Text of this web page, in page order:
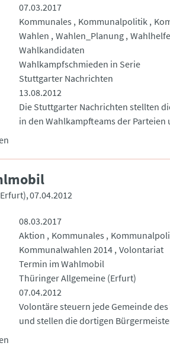
07.03.2017
Kommunales Kommunalpolitik
Wahlen Wahlen_Planung
Wahlkandidaten
Wahlkampfschmieden in Serie
Stuttgarter Nachrichten
13.08.2012
Die Stuttgarter Nachrichten stellten
in den Wahlkampfteams der Parteien
07.04.2012
08.03.2017
Aktion Kommunales
Kommunalwahlen 2014 Volontariat
Termin im Wahlmobil
Thüringer Allgemeine (Erfurt)
07.04.2012
Volontäre steuern jede Gemeinde
und stellen die dortigen